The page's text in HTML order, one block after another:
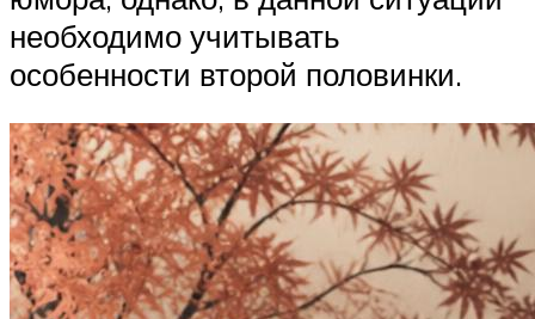
необходимо учитывать
особенности второй половинки.